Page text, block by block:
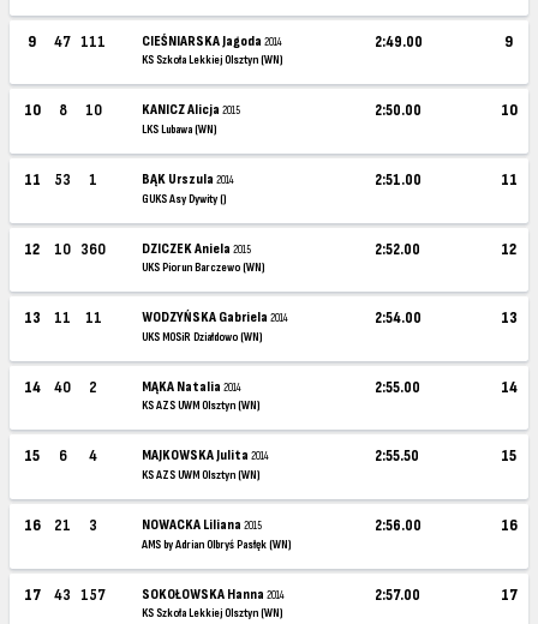
9 47 111 CIEŚNIARSKA Jagoda2014
KS Szkoła Lekkiej Olsztyn (WN)
2:49.00 9
10 8 10 KANICZ Alicja2015
LKS Lubawa (WN)
2:50.00 10
11 53 1 BĄK Urszula2014
GUKS Asy Dywity ()
2:51.00 11
12 10 360 DZICZEK Aniela2015
UKS Piorun Barczewo (WN)
2:52.00 12
13 11 11 WODZYŃSKA Gabriela2014
UKS MOSiR Działdowo (WN)
2:54.00 13
14 40 2 MĄKA Natalia2014
KS AZS UWM Olsztyn (WN)
2:55.00 14
15 6 4 MAJKOWSKA Julita2014
KS AZS UWM Olsztyn (WN)
2:55.50 15
16 21 3 NOWACKA Liliana2015
AMS by Adrian Olbryś Pasłęk (WN)
2:56.00 16
17 43 157 SOKOŁOWSKA Hanna2014
KS Szkoła Lekkiej Olsztyn (WN)
2:57.00 17